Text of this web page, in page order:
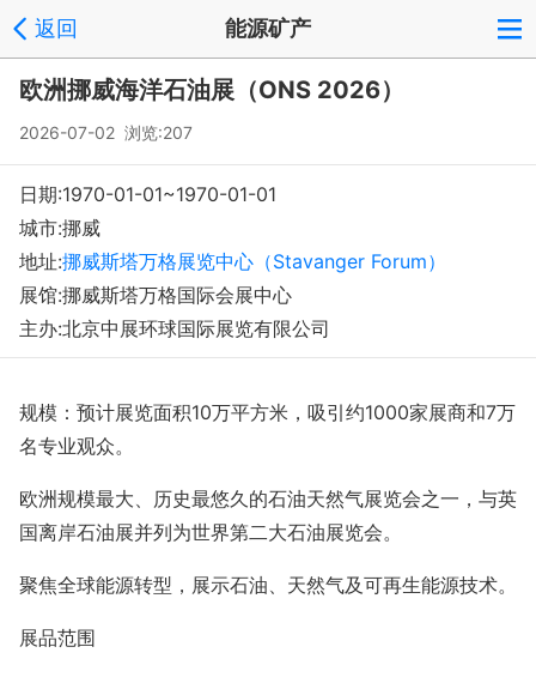
返回 能源矿产
欧洲挪威海洋石油展（ONS 2026）
2026-07-02 浏览:207
日期:1970-01-01~1970-01-01
城市:挪威
地址:挪威斯塔万格展览中心（Stavanger Forum）
展馆:挪威斯塔万格国际会展中心
主办:北京中展环球国际展览有限公司
规模：预计展览面积10万平方米，吸引约1000家展商和7万
名专业观众。
欧洲规模最大、历史最悠久的石油天然气展览会之一，与英
国离岸石油展并列为世界第二大石油展览会。
聚焦全球能源转型，展示石油、天然气及可再生能源技术。
展品范围